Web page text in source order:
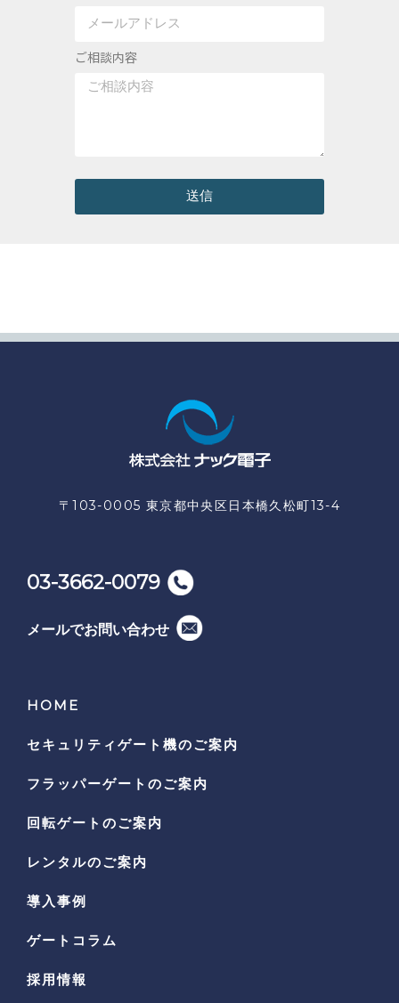
ご相談内容
送信
〒103-0005 東京都中央区日本橋久松町13-4
03-3662-0079
メールでお問い合わせ
HOME
セキュリティゲート機のご案内
フラッパーゲートのご案内
回転ゲートのご案内
レンタルのご案内
導入事例
ゲートコラム
採用情報